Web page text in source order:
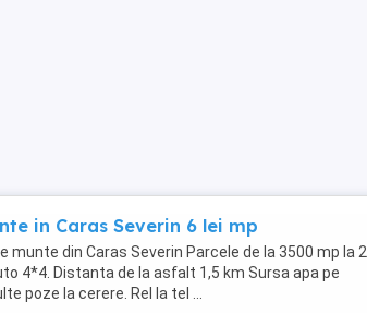
in Caras Severin 6 lei mp
munte din Caras Severin Parcele de la 3500 mp la 2
4*4. Distanta de la asfalt 1,5 km Sursa apa pe
poze la cerere. Rel la tel ...